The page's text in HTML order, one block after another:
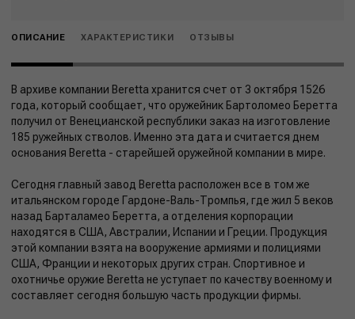
ОПИСАНИЕ ХАРАКТЕРИСТИКИ ОТЗЫВЫ
В архиве компании Beretta хранится счет от 3 октября 1526
года, который сообщает, что оружейник Бартоломео Беретта
получил от Венецианской республики заказ на изготовление
185 ружейных стволов. Именно эта дата и считается днем
основания Beretta - старейшей оружейной компании в мире.
Сегодня главный завод Beretta расположен все в том же
итальянском городе Гардоне-Валь-Тромпья, где жил 5 веков
назад Барталамео Беретта, а отделения корпорации
находятся в США, Австралии, Испании и Греции. Продукция
этой компании взята на вооружение армиями и полициями
США, Франции и некоторых других стран. Спортивное и
охотничье оружие Beretta не уступает по качеству военному и
составляет сегодня большую часть продукции фирмы.